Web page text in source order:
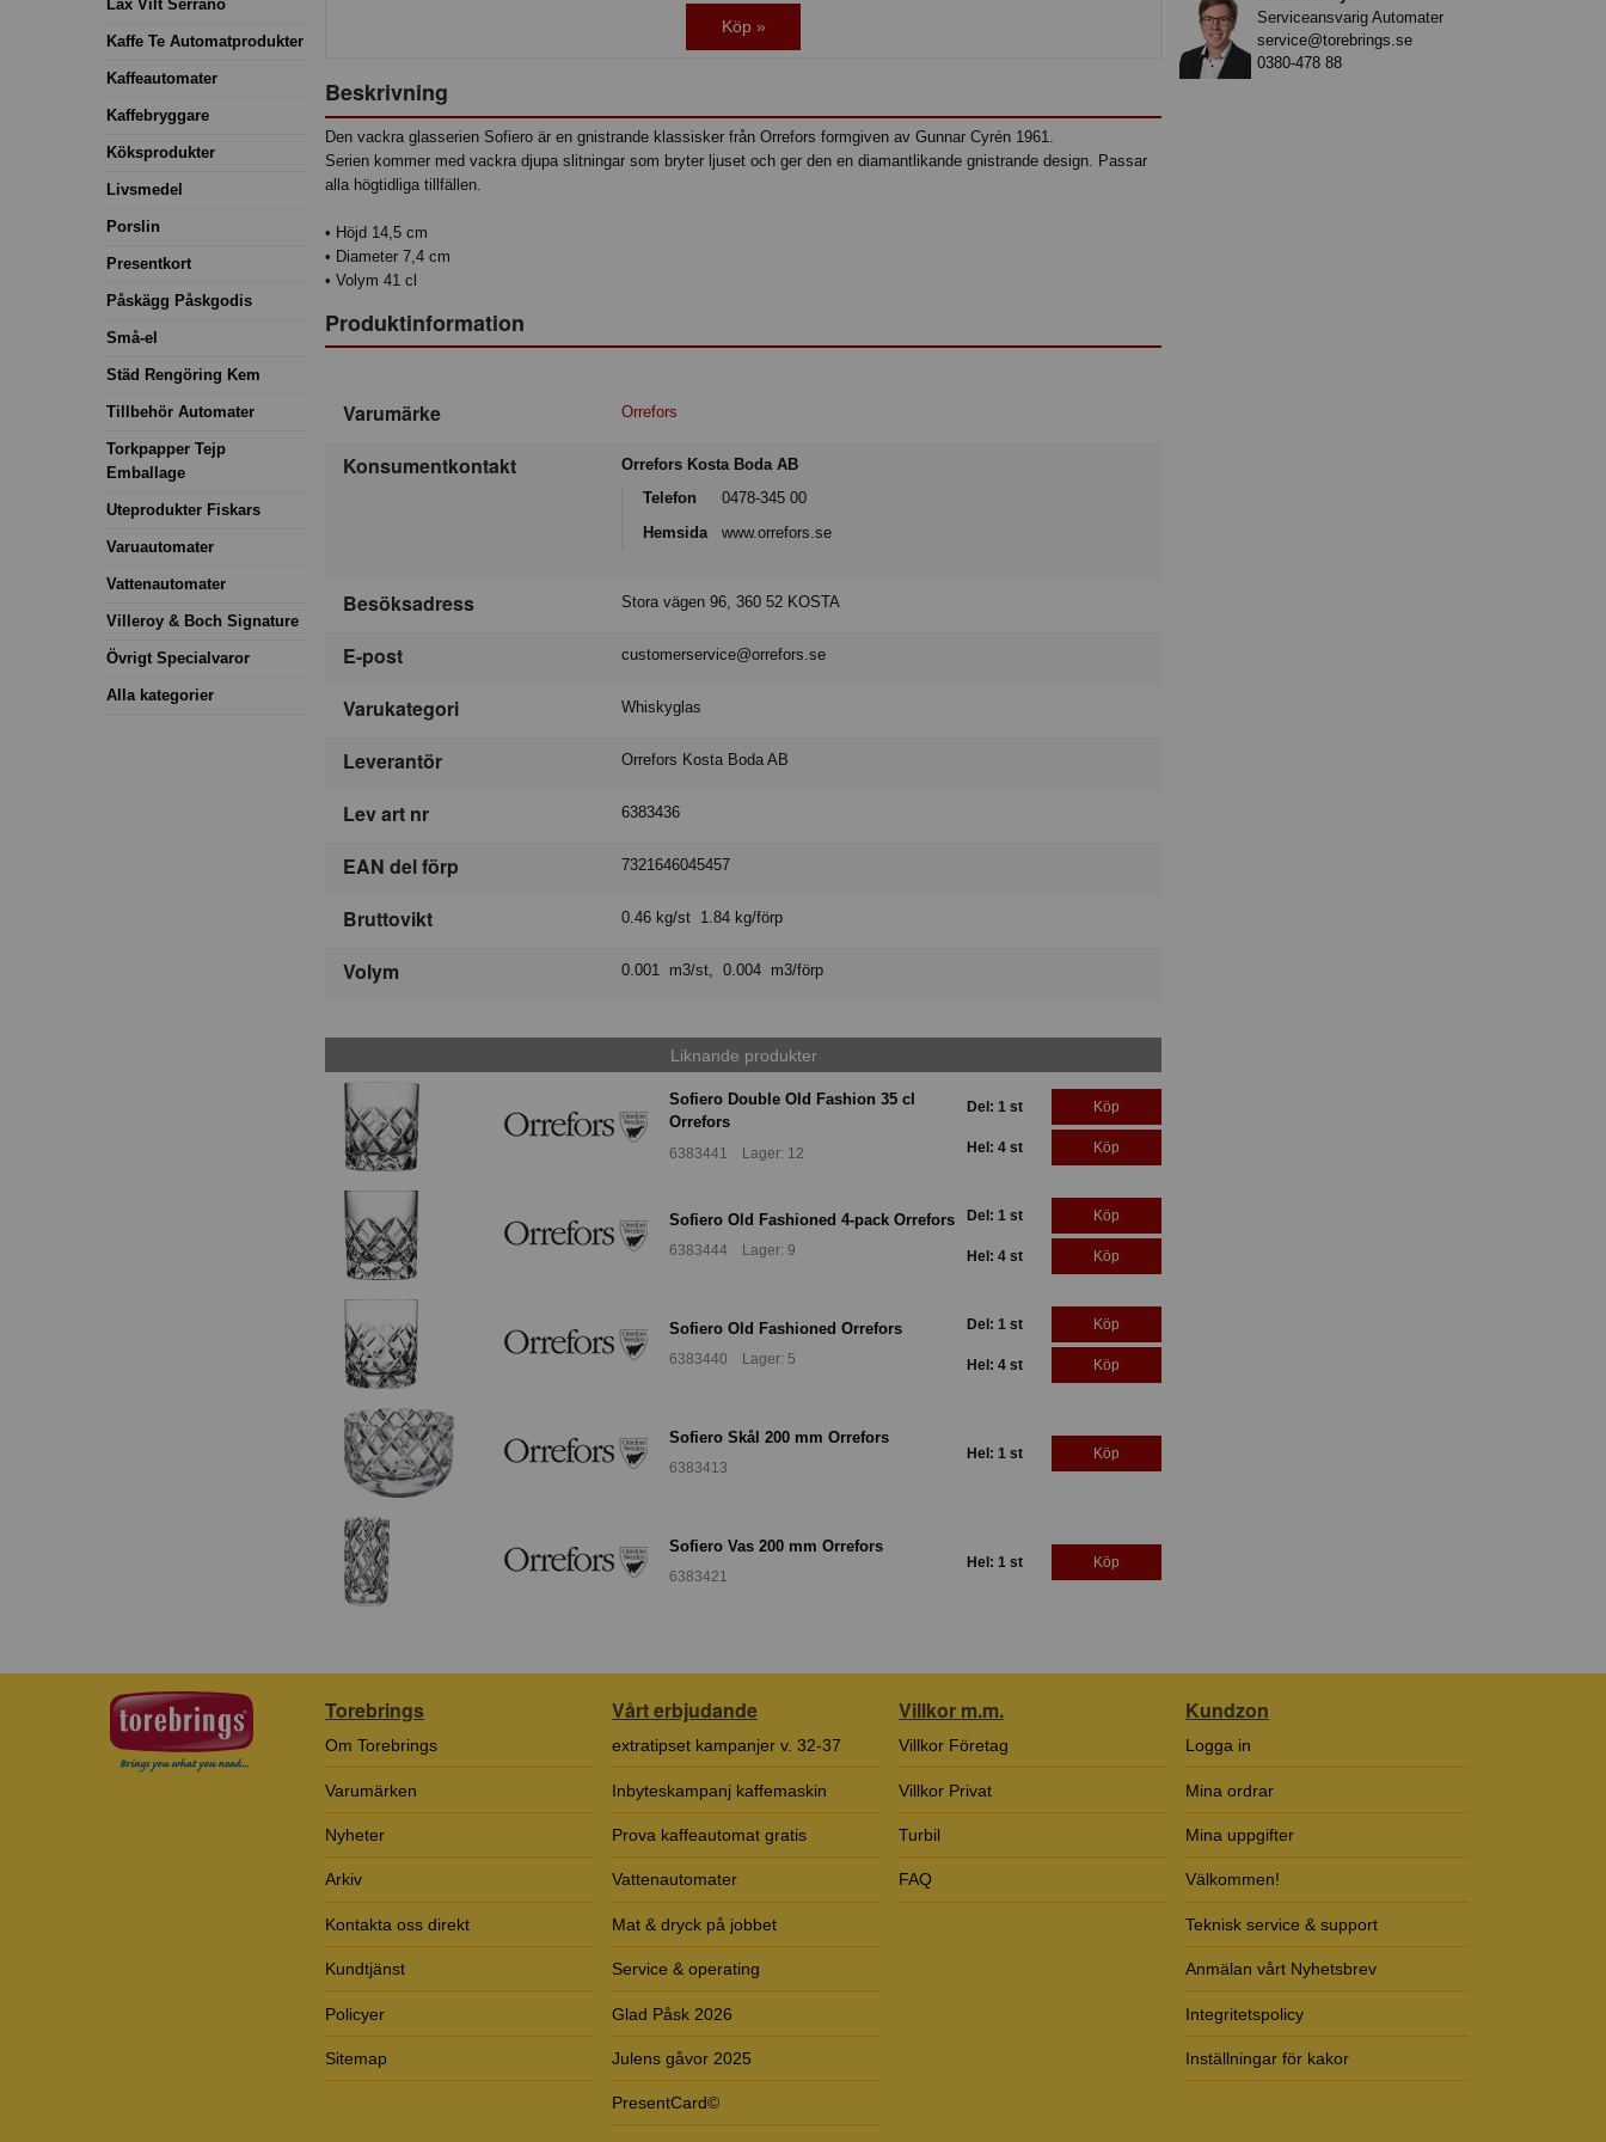
Lax Vilt Serrano
Kaffe Te Automatprodukter
Kaffeautomater
Kaffebryggare
Köksprodukter
Livsmedel
Porslin
Presentkort
Påskägg Påskgodis
Små-el
Städ Rengöring Kem
Tillbehör Automater
Torkpapper Tejp
Emballage
Uteprodukter Fiskars
Varuautomater
Vattenautomater
Villeroy & Boch Signature
Övrigt Specialvaror
Alla kategorier
Köp »
Beskrivning
Den vackra glasserien Sofiero är en gnistrande klassisker från Orrefors formgiven av Gunnar Cyrén 1961.
Serien kommer med vackra djupa slitningar som bryter ljuset och ger den en diamantlikande gnistrande design. Passar
alla högtidliga tillfällen.
• Höjd 14,5 cm
• Diameter 7,4 cm
• Volym 41 cl
Produktinformation
Varumärke Orrefors
Konsumentkontakt
Orrefors Kosta Boda AB
Telefon
0478-345 00
Hemsida
www.orrefors.se
Besöksadress Stora vägen 96, 360 52 KOSTA
E-post customerservice@orrefors.se
Varukategori Whiskyglas
Leverantör Orrefors Kosta Boda AB
Lev art nr 6383436
EAN del förp 7321646045457
Bruttovikt 0.46 kg/st 1.84 kg/förp
Volym 0.001 m3/st, 0.004 m3/förp
Liknande produkter
Sofiero Double Old Fashion 35 cl
Orrefors
6383441 Lager: 12
Del: 1 st Köp
Hel: 4 st Köp
Sofiero Old Fashioned 4-pack Orrefors
6383444 Lager: 9
Del: 1 st Köp
Hel: 4 st Köp
Sofiero Old Fashioned Orrefors
6383440 Lager: 5
Del: 1 st Köp
Hel: 4 st Köp
Sofiero Skål 200 mm Orrefors
6383413
Hel: 1 st Köp
Sofiero Vas 200 mm Orrefors
6383421
Hel: 1 st Köp
Serviceansvarig Automater
service@torebrings.se
0380-478 88
Torebrings
Om Torebrings
Varumärken
Nyheter
Arkiv
Kontakta oss direkt
Kundtjänst
Policyer
Sitemap
Vårt erbjudande
extratipset kampanjer v. 32-37
Inbyteskampanj kaffemaskin
Prova kaffeautomat gratis
Vattenautomater
Mat & dryck på jobbet
Service & operating
Glad Påsk 2026
Julens gåvor 2025
PresentCard©
Villkor m.m.
Villkor Företag
Villkor Privat
Turbil
FAQ
Kundzon
Logga in
Mina ordrar
Mina uppgifter
Välkommen!
Teknisk service & support
Anmälan vårt Nyhetsbrev
Integritetspolicy
Inställningar för kakor